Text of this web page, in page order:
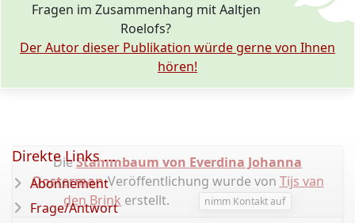
Fragen im Zusammenhang mit Aaltjen
Roelofs?
Der Autor dieser Publikation würde gerne von Ihnen
hören!
DieStammbaum von Everdina Johanna
Oosterman-Veröffentlichung wurde von Tijs van
den Brink erstellt. nimm Kontakt auf
Direkte Links ...
Abonnement
Frage/Antwort